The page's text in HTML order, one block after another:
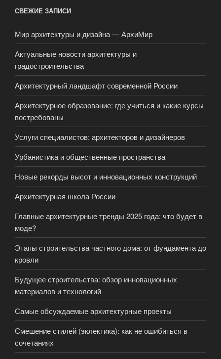
СВЕЖИЕ ЗАПИСИ
Мир архитектуры и дизайна — АрхиМир
Актуальные новости архитектуры и
градостроительства
Архитектурный ландшафт современной России
Архитектурное образование: где учиться и какие курсы
востребованы
Услуги специалистов: архитекторов и дизайнеров
Урбанистика и общественные пространства
Новые рекорды высот и инновационных конструкций
Архитектурная школа России
Главные архитектурные тренды 2025 года: что будет в
моде?
Этапы строительства частного дома: от фундамента до
кровли
Будущее строительства: обзор инновационных
материалов и технологий
Самые обсуждаемые архитектурные проекты
Смешение стилей (эклектика): как не ошибиться в
сочетаниях